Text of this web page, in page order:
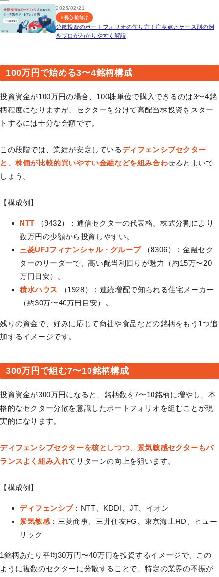
2025/02/21
#初心者向け
分散投資のポートフォリオの作り方！注意点とケース別の例
をプロがわかりやすく解説
100万円で始める3〜4銘柄構成
投資資金が100万円の場合、100株単位で購入できるのは3〜4銘
柄程度になりますが、セクターを分けて高配当株投資をスター
トするには十分な金額です。
この段階では、業績が安定しているディフェンシブセクター
と、株価が比較的買いやすい金融などを組み合わせるとよいで
しょう。
【構成例】
NTT
（9432）：通信セクターの代表格。株式分割により
数万円の少額から投資しやすい。
三菱UFJフィナンシャル・グループ（8306）：金融セク
ターのリーダーで、高い配当利回りが魅力（約15万〜20
万円目安）。
積水ハウス
（1928）：連続増配で知られる住宅メーカー
（約30万〜40万円目安）。
残りの資金で、好みに応じて商社や食品などの銘柄をもう1つ追
加するイメージです。
300万円で組む7〜10銘柄構成
投資資金が300万円になると、銘柄数を7〜10銘柄に増やし、本
格的なセクター分散を意識したポートフォリオを組むことが現
実的になります。
ディフェンシブセクターを核としつつ、景気敏感セクターもバ
ランスよく組み入れてリターンの向上を狙います。
【構成例】
ディフェンシブ：NTT、KDDI、JT、イオン
景気敏感 ：三菱商事、三井住友FG、東京海上HD、ヒュー
リック
1銘柄あたり平均30万円〜40万円を投資するイメージで、この
ように複数のセクターに分散することで、特定の業界の不振が